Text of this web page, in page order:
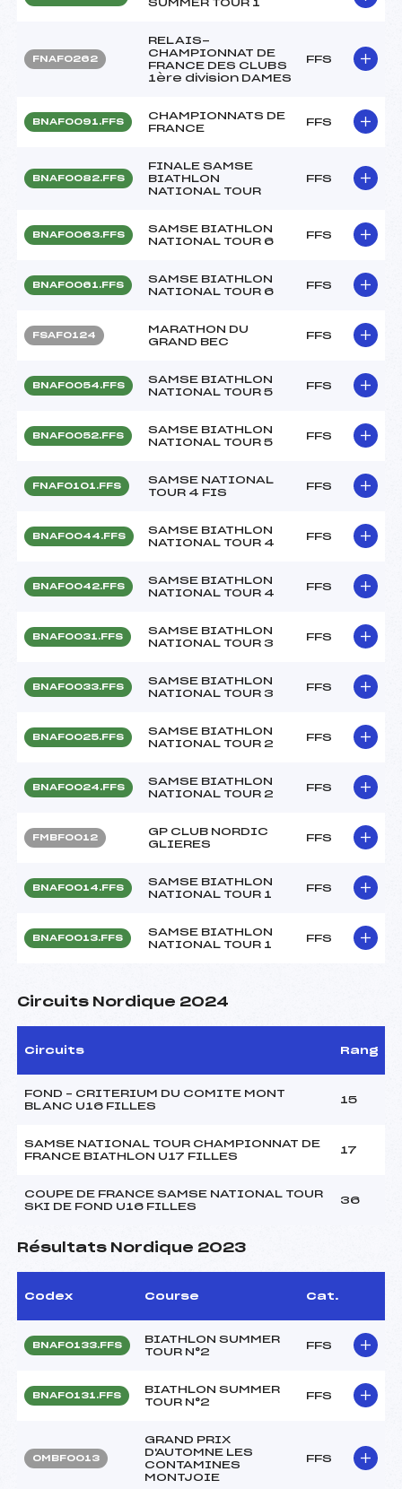
SUMMER TOUR 1
FNAF0262
RELAIS-
CHAMPIONNAT DE
FRANCE DES CLUBS
1ère division DAMES
FFS
BNAF0091.FFS
CHAMPIONNATS DE
FRANCE
FFS
BNAF0082.FFS
FINALE SAMSE
BIATHLON
NATIONAL TOUR
FFS
BNAF0063.FFS
SAMSE BIATHLON
NATIONAL TOUR 6
FFS
BNAF0061.FFS
SAMSE BIATHLON
NATIONAL TOUR 6
FFS
FSAF0124
MARATHON DU
GRAND BEC
FFS
BNAF0054.FFS
SAMSE BIATHLON
NATIONAL TOUR 5
FFS
BNAF0052.FFS
SAMSE BIATHLON
NATIONAL TOUR 5
FFS
FNAF0101.FFS
SAMSE NATIONAL
TOUR 4 FIS
FFS
BNAF0044.FFS
SAMSE BIATHLON
NATIONAL TOUR 4
FFS
BNAF0042.FFS
SAMSE BIATHLON
NATIONAL TOUR 4
FFS
BNAF0031.FFS
SAMSE BIATHLON
NATIONAL TOUR 3
FFS
BNAF0033.FFS
SAMSE BIATHLON
NATIONAL TOUR 3
FFS
BNAF0025.FFS
SAMSE BIATHLON
NATIONAL TOUR 2
FFS
BNAF0024.FFS
SAMSE BIATHLON
NATIONAL TOUR 2
FFS
FMBF0012
GP CLUB NORDIC
GLIERES
FFS
BNAF0014.FFS
SAMSE BIATHLON
NATIONAL TOUR 1
FFS
BNAF0013.FFS
SAMSE BIATHLON
NATIONAL TOUR 1
FFS
Circuits Nordique 2024
Circuits Rang
FOND – CRITERIUM DU COMITE MONT
BLANC U16 FILLES
15
SAMSE NATIONAL TOUR CHAMPIONNAT DE
FRANCE BIATHLON U17 FILLES
17
COUPE DE FRANCE SAMSE NATIONAL TOUR
SKI DE FOND U16 FILLES
36
Résultats Nordique 2023
Codex Course Cat.
BNAF0133.FFS
BIATHLON SUMMER
TOUR N°2
FFS
BNAF0131.FFS
BIATHLON SUMMER
TOUR N°2
FFS
OMBF0013
GRAND PRIX
D'AUTOMNE LES
CONTAMINES
MONTJOIE
FFS